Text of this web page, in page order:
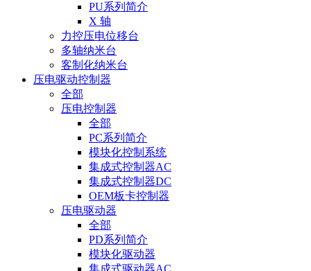
PU系列简介
X 轴
力控压电位移台
多轴纳米台
客制化纳米台
压电驱动控制器
全部
压电控制器
全部
PC系列简介
模块化控制系统
集成式控制器AC
集成式控制器DC
OEM板卡控制器
压电驱动器
全部
PD系列简介
模块化驱动器
集成式驱动器AC